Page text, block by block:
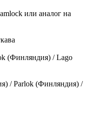
или аналог на
(Финляндия) / Lago
/ Parlok (Финляндия) /